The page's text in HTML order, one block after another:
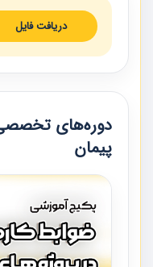
دریافت فایل
دوره‌های
پیمان